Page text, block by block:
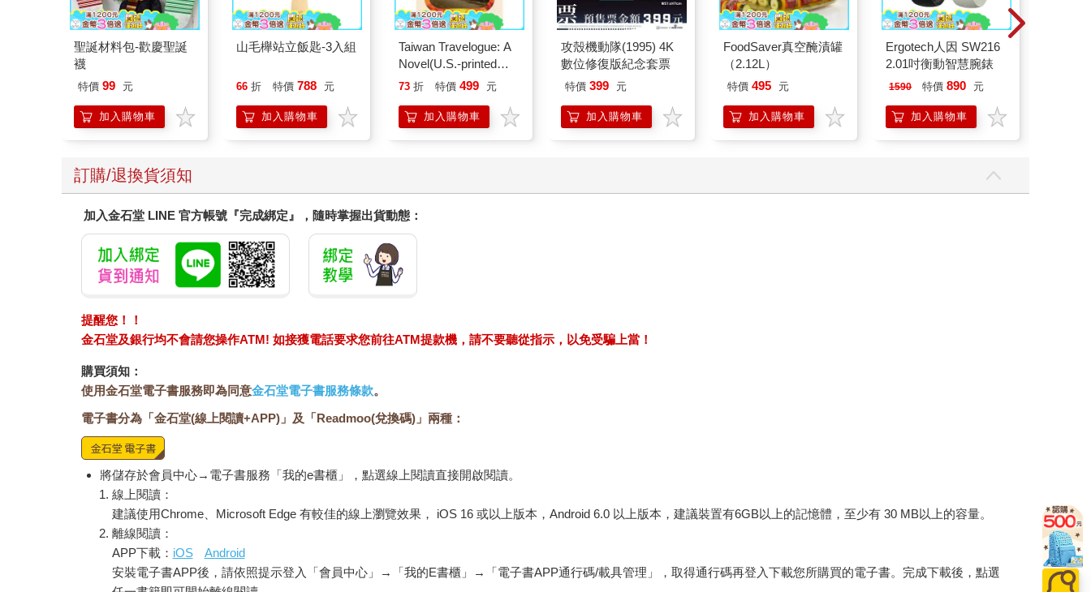
聖誕材料包-歡慶聖誕
襪
特價 99 元
加入購物車
山毛櫸站立飯匙-3入組
66 折 特價 788 元
加入購物車
Taiwan Travelogue: A
Novel(U.S.-printed
edition)
73 折 特價 499 元
加入購物車
攻殼機動隊(1995) 4K
數位修復版紀念套票
特價 399 元
加入購物車
FoodSaver真空醃漬罐
（2.12L）
特價 495 元
加入購物車
Ergotech人因 SW216
2.01吋衡動智慧腕錶
1590 特價 890 元
加入購物車
訂購/退換貨須知
加入金石堂 LINE 官方帳號『完成綁定』，隨時掌握出貨動態：
提醒您！！
金石堂及銀行均不會請您操作ATM! 如接獲電話要求您前往ATM提款機，請不要聽從指示，以免受騙上當！
購買須知：
使用金石堂電子書服務即為同意金石堂電子書服務條款。
電子書分為「金石堂(線上閱讀+APP)」及「Readmoo(兌換碼)」兩種：
將儲存於會員中心→電子書服務「我的e書櫃」，點選線上閱讀直接開啟閱讀。
線上閱讀：
建議使用Chrome、Microsoft Edge 有較佳的線上瀏覽效果， iOS 16 或以上版本，Android 6.0 以上版本，建議裝置有6GB以上的記憶體，至少有 30 MB以上的容量。
離線閱讀：
APP下載： iOS
Android
安裝電子書APP後，請依照提示登入「會員中心」→「我的E書櫃」→「電子書APP通行碼/載具管理」，取得通行碼再登入下載您所購買的電子書。完成下載後，點選